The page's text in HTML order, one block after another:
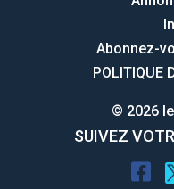
Abonnez-
POLITIQUE
© 2026
SUIVEZ